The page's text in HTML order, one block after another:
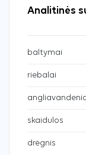
Analitinės
baltymai
riebalai
skaidulos
drėgnis